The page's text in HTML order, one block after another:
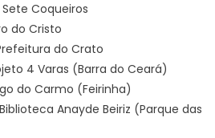
Coqueiros
do Cristo
do Crato
4 Varas (Barra do Ceará)
do Carmo (Feirinha)
Anayde Beiriz (Parque das